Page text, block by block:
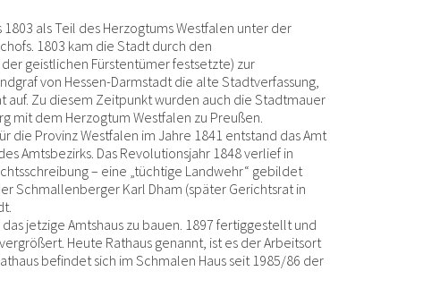
als Teil des Herzogtums Westfalen unter der
1803 kam die Stadt durch den
geistlichen Fürstentümer festsetzte) zur
von Hessen-Darmstadt die alte Stadtverfassung,
auf. Zu diesem Zeitpunkt wurden auch die Stadtmauer
mit dem Herzogtum Westfalen zu Preußen.
die Provinz Westfalen im Jahre 1841 entstand das Amt
Amtsbezirks. Das Revolutionsjahr 1848 verlief in
– eine „tüchtige Landwehr“ gebildet
Schmallenberger Karl Dham (später Gerichtsrat in
jetzige Amtshaus zu bauen. 1897 fertiggestellt und
Heute Rathaus genannt, ist es der Arbeitsort
befindet sich im Schmalen Haus seit 1985/86 der